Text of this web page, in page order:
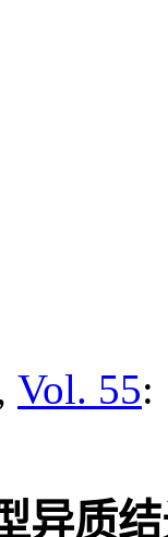
Vol. 55:
异质